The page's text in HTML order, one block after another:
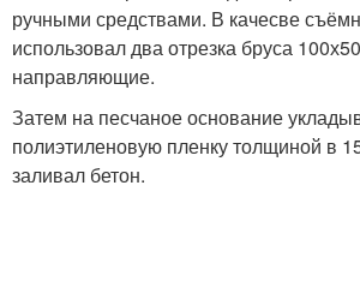
ручными средствами. В качесве
использовал два отрезка бруса
направляющие.
Затем на песчаное основание
полиэтиленовую пленку толщиной в
заливал бетон.